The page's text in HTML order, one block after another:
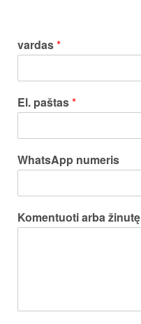
vardas*
El. paštas*
WhatsApp numeris
Komentuoti arba žinutę